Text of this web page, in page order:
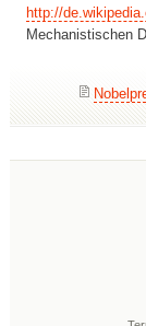
http://
Mechanistischen